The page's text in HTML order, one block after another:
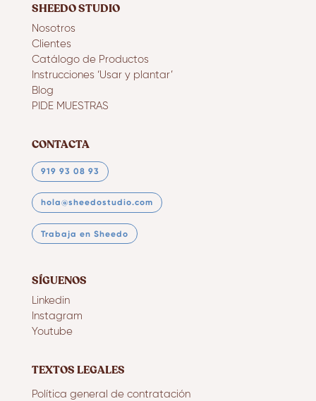
SHEEDO STUDIO
Nosotros
Clientes
Catálogo de Productos
Instrucciones ‘Usar y plantar’
Blog
PIDE MUESTRAS
CONTACTA
919 93 08 93
hola@sheedostudio.com
Trabaja en Sheedo
SÍGUENOS
Linkedin
Instagram
Youtube
TEXTOS LEGALES
Política general de contratación